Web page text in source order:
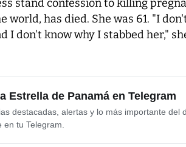
stand confession to killing
world, has died. She was 61. "I
I don't know why I stabbed her,"
Estrella de Panamá en Telegram
destacadas, alertas y lo más importante del
tu Telegram.